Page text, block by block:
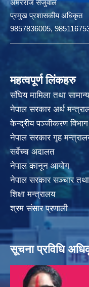
अमरराज सेजुवाल
प्रमुख प्रशासकीय अधिकृत
9857836005,
महत्वपूर्ण लिंकहरु
संघिय मामिला तथा
नेपाल सरकार अर्थ
केन्द्रीय पञ्जीकरण विभाग
नेपाल सरकार गृह
सर्वेच्च अदालत
नेपाल कानून आयोग
नेपाल सरकार सञ्चार
शिक्षा मन्त्रालय
श्रम संसार प्रणाली
सूचना प्रविधि